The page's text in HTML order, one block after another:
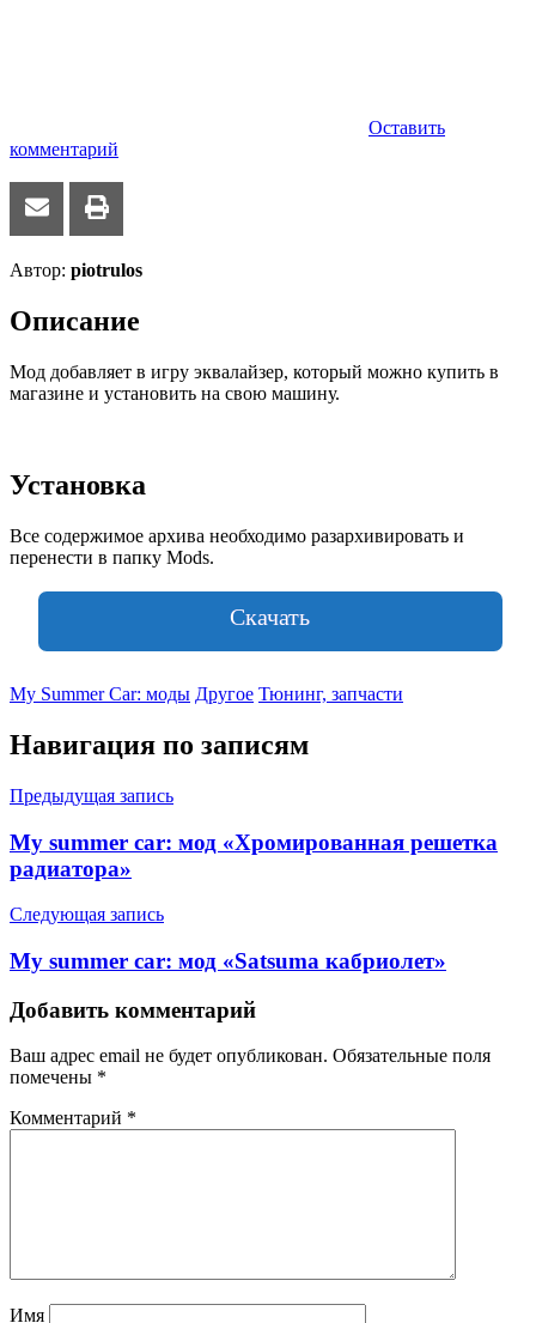
Оставить
комментарий
Автор: piotrulos
Описание
Мод добавляет в игру эквалайзер, который можно купить в
магазине и установить на свою машину.
Установка
Все содержимое архива необходимо разархивировать и
перенести в папку Mods.
Скачать
My Summer Car: моды Другое Тюнинг, запчасти
Навигация по записям
Предыдущая запись
My summer car: мод «Хромированная решетка
радиатора»
Следующая запись
My summer car: мод «Satsuma кабриолет»
Добавить комментарий
Ваш адрес email не будет опубликован. Обязательные поля
помечены *
Комментарий *
Имя